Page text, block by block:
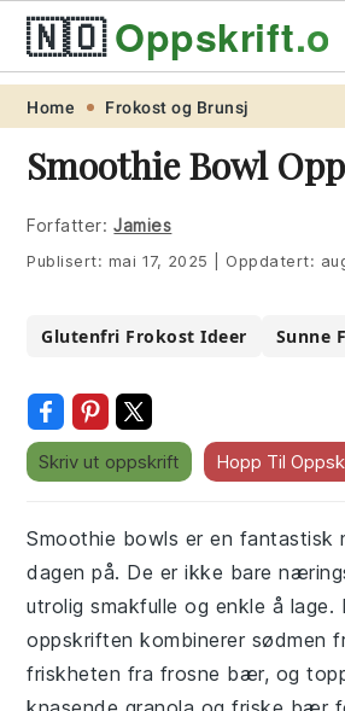
Skip
primary
navigation
Skip
main
content
Skip
primary
sidebar
Skip
footer
🇳🇴Oppskrift.org
Home Frokost og Brunsj
Smoothie Bowl
Forfatter: Jamies
Publisert: mai 17, 2025 Oppdatert:
Glutenfri Frokost Ideer Sunne
Skriv ut oppskrift Hopp Til
Smoothie bowls er en fantastisk
dagen på. De er ikke bare
utrolig smakfulle og enkle å lage.
oppskriften kombinerer sødmen
friskheten fra frosne bær, og